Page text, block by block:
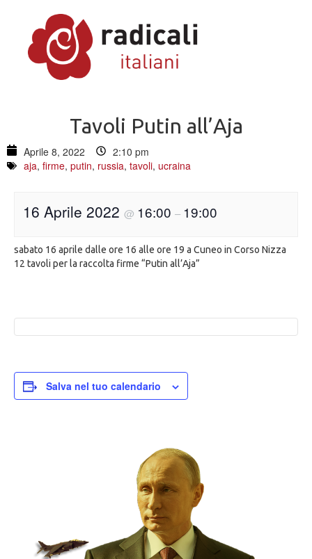
Tavoli Putin all’Aja
Aprile 8, 2022
2:10 pm
aja, firme, putin, russia, tavoli, ucraina
16 Aprile 2022 @ 16:00 – 19:00
sabato 16 aprile dalle ore 16 alle ore 19 a Cuneo in Corso Nizza
12 tavoli per la raccolta firme “Putin all’Aja”
Salva nel tuo calendario